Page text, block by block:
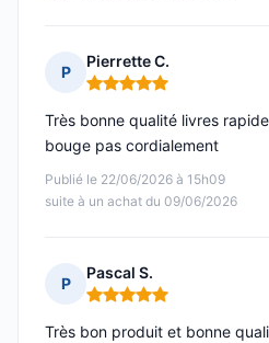
P
Pierrette C.
Note : 5 sur 5
Publié le 22/06/2026 à 15h09
suite à un achat du 09/06/2026
Très bonne qualité livres
bouge pas cordialement
P
Pascal S.
Note : 5 sur 5
Très bon produit et bonne